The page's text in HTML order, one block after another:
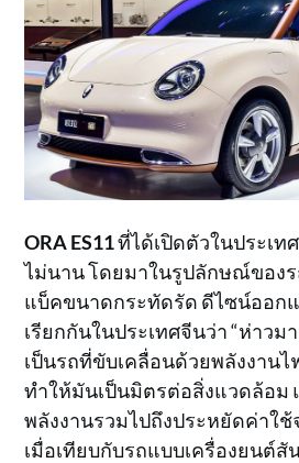
ORA ES11ที่ได้เปิดตัวในประเ
ไม่นาน โดยมาในรูปลักษณ์ของ
แบ็คขนาดกระทัดรัด ดีไซน์ออก
เรียกกันในประเทศจีนว่า “ห่าวมา
เป็นรถที่ขับเคลื่อนด้วยพลังงานไ
ทำให้มันเป็นมิตรต่อสิ่งแวดล้อม
พลังงานรวมไปถึงประหยัดค่าใ
เมื่อเทียบกับรถแบบเครื่องยนต์สั